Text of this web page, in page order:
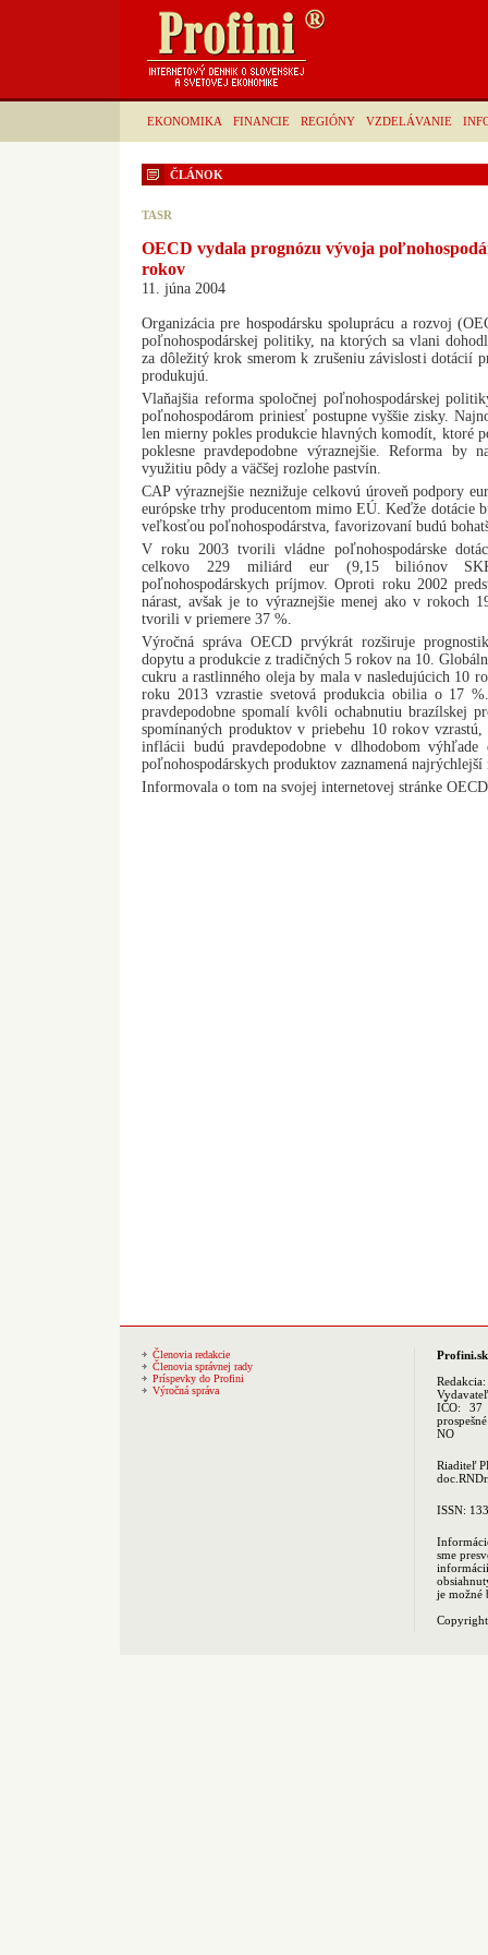
EKONOMIKA FINANCIE REGIÓNY VZDELÁVANIE
ČLÁNOK
TASR
OECD vydala prognózu vývoja
rokov
11. júna 2004
Organizácia pre hospodársku spoluprácu a rozvoj
poľnohospodárskej politiky, na ktorých sa vlani
za dôležitý krok smerom k zrušeniu závislosti dotácií
produkujú.
Vlaňajšia reforma spoločnej poľnohospodárskej
poľnohospodárom priniesť postupne vyššie zisky.
len mierny pokles produkcie hlavných komodít, ktoré
poklesne pravdepodobne výraznejšie. Reforma by
využitiu pôdy a väčšej rozlohe pastvín.
CAP výraznejšie neznižuje celkovú úroveň podpory
európske trhy producentom mimo EÚ. Keďže dotácie
veľkosťou poľnohospodárstva, favorizovaní budú
V roku 2003 tvorili vládne poľnohospodárske
celkovo 229 miliárd eur (9,15 biliónov
poľnohospodárskych príjmov. Oproti roku 2002
nárast, avšak je to výraznejšie menej ako v rokoch
tvorili v priemere 37 %.
Výročná správa OECD prvýkrát rozširuje
dopytu a produkcie z tradičných 5 rokov na 10.
cukru a rastlinného oleja by mala v nasledujúcich 10
roku 2013 vzrastie svetová produkcia obilia o 17
pravdepodobne spomalí kvôli ochabnutiu brazílskej
spomínaných produktov v priebehu 10 rokov vzrastú,
inflácii budú pravdepodobne v dlhodobom výhľade
poľnohospodárskych produktov zaznamená
Informovala o tom na svojej internetovej stránke
Členovia redakcie
Členovia správnej rady
Príspevky do Profini
Výročná správa
Profini.sk
Redakcia:
IČO: 37
NO
Riaditeľ
ISSN:
sme
je možné